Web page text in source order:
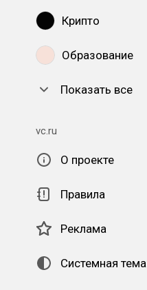
Крипто
Образование
Показать все
vc.ru
О проекте
Правила
Реклама
Системная тема